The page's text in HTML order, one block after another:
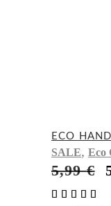
ECO
SALE, Eco
5,99€